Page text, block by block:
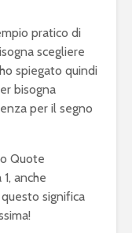
pratico di
scegliere
spiegato quindi
bisogna
per il segno
Quote
anche
significa